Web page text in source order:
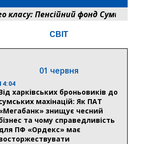
Пенсійний фонд Сумщини розпочав
СВІТ
01 червня
харківських броньовиків до
махінацій: Як ПАТ
знищує чесний
та чому справедливість
ПФ «Ордекс» має